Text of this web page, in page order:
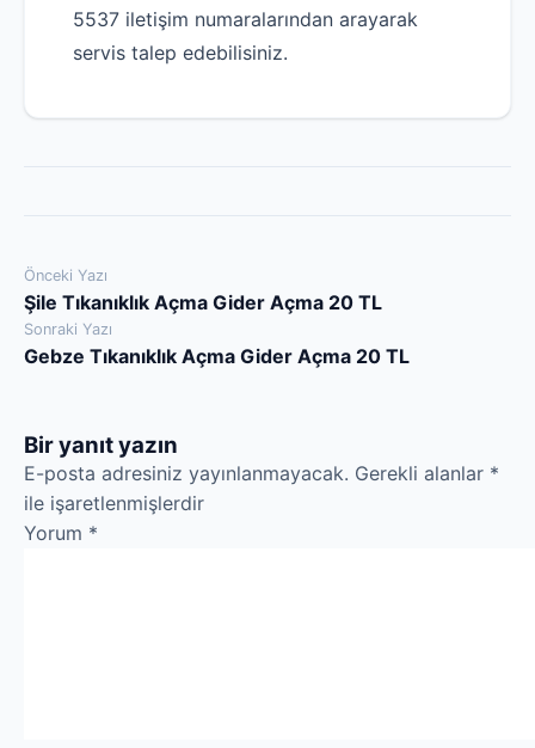
Robotla Tıkanıklık
5537 iletişim numaralarından arayarak
servis talep edebilisiniz.
Yazı
gezinmesi
Önceki Yazı
Şile Tıkanıklık Açma Gider Açma 20 TL
Sonraki Yazı
Gebze Tıkanıklık Açma Gider Açma 20 TL
Bir yanıt yazın
E-posta adresiniz yayınlanmayacak. Gerekli alanlar *
ile işaretlenmişlerdir
Yorum *